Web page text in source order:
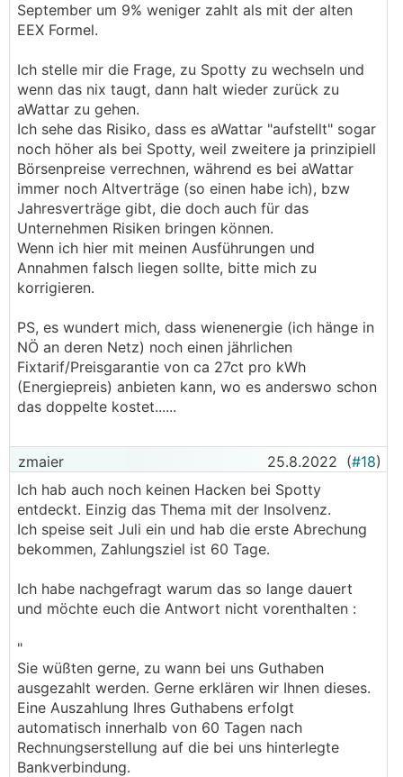
September um 9% weniger zahlt als mit der alten
EEX Formel.
Ich stelle mir die Frage, zu Spotty zu wechseln und
wenn das nix taugt, dann halt wieder zurück zu
aWattar zu gehen.
Ich sehe das Risiko, dass es aWattar "aufstellt" sogar
noch höher als bei Spotty, weil zweitere ja prinzipiell
Börsenpreise verrechnen, während es bei aWattar
immer noch Altverträge (so einen habe ich), bzw
Jahresverträge gibt, die doch auch für das
Unternehmen Risiken bringen können.
Wenn ich hier mit meinen Ausführungen und
Annahmen falsch liegen sollte, bitte mich zu
korrigieren.
PS, es wundert mich, dass wienenergie (ich hänge in
NÖ an deren Netz) noch einen jährlichen
Fixtarif/Preisgarantie von ca 27ct pro kWh
(Energiepreis) anbieten kann, wo es anderswo schon
das doppelte kostet......
zmaier 25.8.2022 (#18)
Ich hab auch noch keinen Hacken bei Spotty
entdeckt. Einzig das Thema mit der Insolvenz.
Ich speise seit Juli ein und hab die erste Abrechung
bekommen, Zahlungsziel ist 60 Tage.
Ich habe nachgefragt warum das so lange dauert
und möchte euch die Antwort nicht vorenthalten :
"
Sie wüßten gerne, zu wann bei uns Guthaben
ausgezahlt werden. Gerne erklären wir Ihnen dieses.
Eine Auszahlung Ihres Guthabens erfolgt
automatisch innerhalb von 60 Tagen nach
Rechnungserstellung auf die bei uns hinterlegte
Bankverbindung.